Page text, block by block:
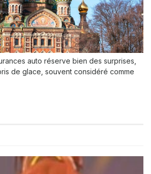
auto réserve bien des surprises,
de glace, souvent considéré comme